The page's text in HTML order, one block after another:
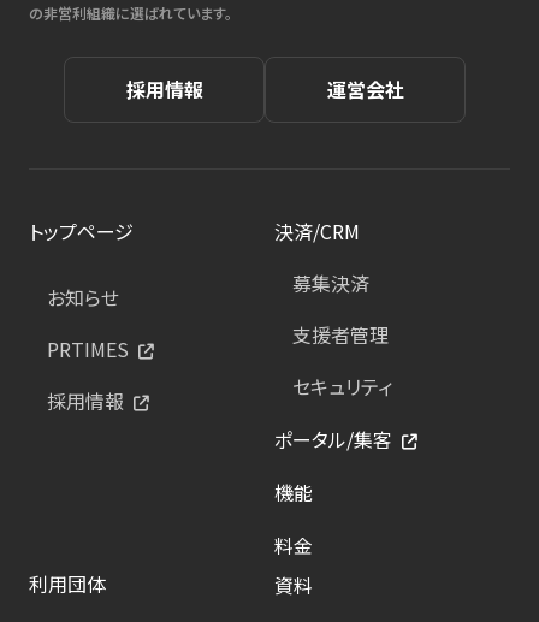
の非営利組織に選ばれています。
採用情報 運営会社
トップページ
お知らせ
PRTIMES
採用情報
決済/CRM
募集決済
支援者管理
セキュリティ
ポータル/集客
機能
料金
利用団体
資料